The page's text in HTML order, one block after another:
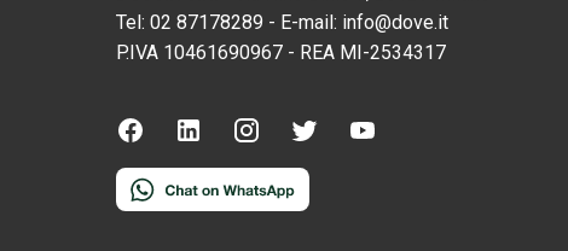
Tel: 02 87178289 - E-mail: info@dove.it
P.IVA 10461690967 - REA MI-2534317